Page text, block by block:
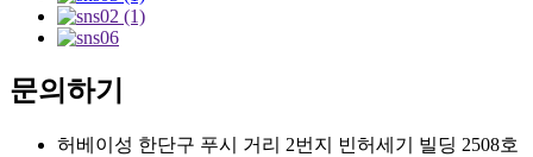
문의하기
허베이성 한단구 푸시 거리 2번지 빈허세기 빌딩 2508호